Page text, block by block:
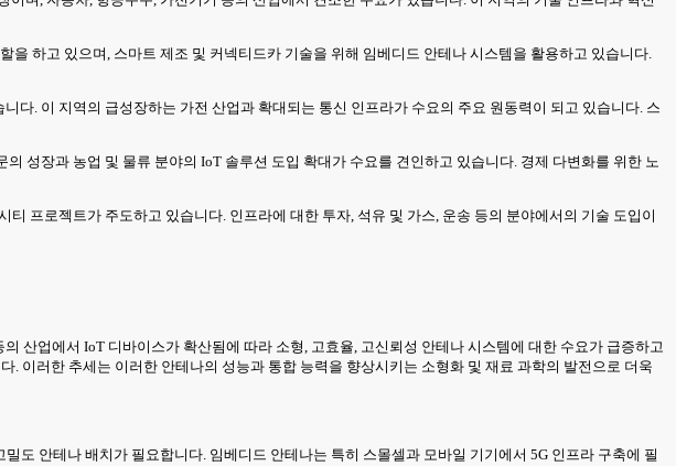
하고 있으며, 스마트 제조 및 커넥티드카 기술을 위해 임베디드 안테나 시스템을 활용하고 있습니다.
다. 이 지역의 급성장하는 가전 산업과 확대되는 통신 인프라가 수요의 주요 원동력이 되고 있습니다. 스
성장과 농업 및 물류 분야의 IoT 솔루션 도입 확대가 수요를 견인하고 있습니다. 경제 다변화를 위한 노
프로젝트가 주도하고 있습니다. 인프라에 대한 투자, 석유 및 가스, 운송 등의 분야에서의 기술 도입이
산업에서 IoT 디바이스가 확산됨에 따라 소형, 고효율, 고신뢰성 안테나 시스템에 대한 수요가 급증하고
이러한 추세는 이러한 안테나의 성능과 통합 능력을 향상시키는 소형화 및 재료 과학의 발전으로 더욱
도 안테나 배치가 필요합니다. 임베디드 안테나는 특히 스몰셀과 모바일 기기에서 5G 인프라 구축에 필